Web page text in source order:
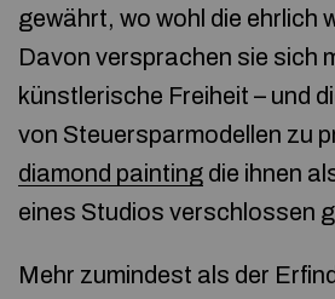
gewährt, wo wohl die ehrlich
Davon versprachen sie sich
künstlerische Freiheit – und
von Steuersparmodellen zu
diamond painting die ihnen
eines Studios verschlossen
Mehr zumindest als der